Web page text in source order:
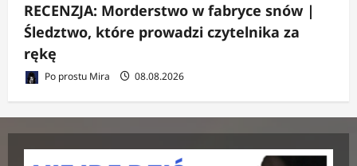
RECENZJA: Morderstwo w fabryce snów |
Śledztwo, które prowadzi czytelnika za
rękę
Po prostu Mira 08.08.2026